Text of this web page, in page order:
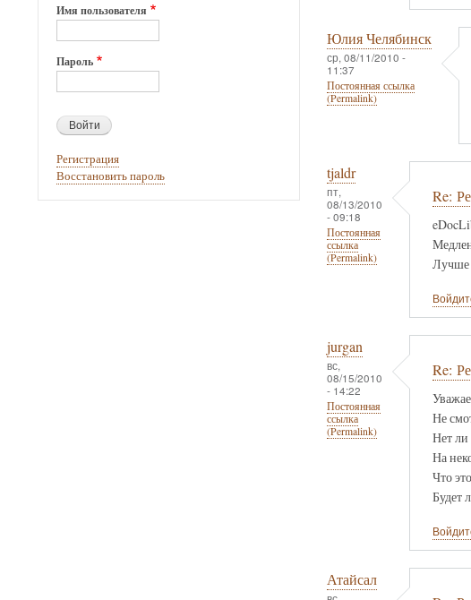
Юлия Челябинск
ср, 08/11/2010 -
11:37
Постоянная ссылка
(Permalink)
tjaldr
пт,
08/13/2010
- 09:18
Постоянная
ссылка
(Permalink)
Re:
Лучше
jurgan
вс,
08/15/2010
- 14:22
Постоянная
ссылка
(Permalink)
Re:
Не
Нет ли
На
Что
Будет
Атайсал
Имя пользователя
Пароль
Регистрация
Восстановить пароль